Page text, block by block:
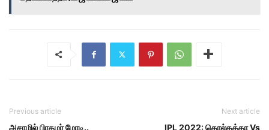
Previous article
அசாமில் பிரதமர் மோடி..
Next article
IPL 2022: கொல்கத்தா Vs